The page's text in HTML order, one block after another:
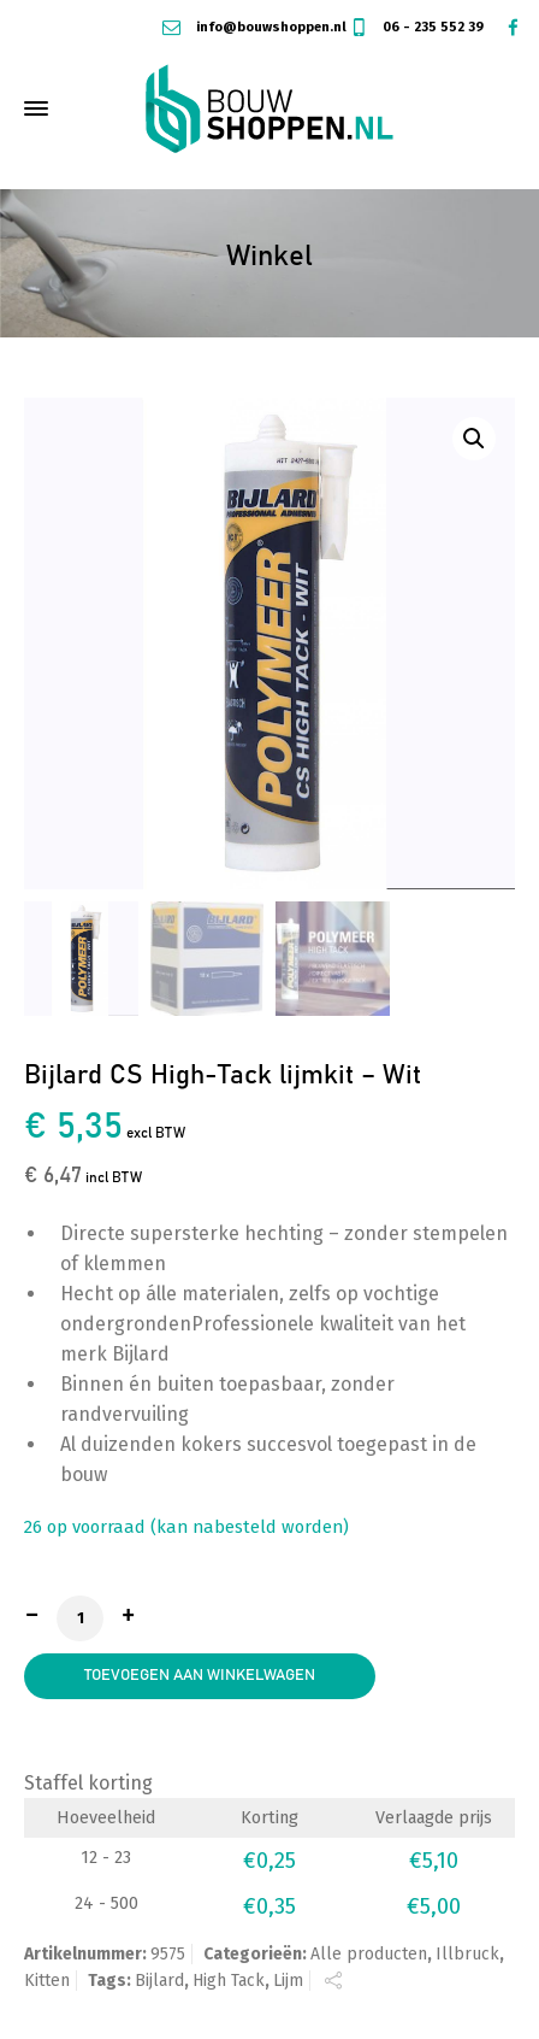
info@bouwshoppen.nl 06 - 235 552 39
Winkel
Bijlard CS High-Tack lijmkit – Wit
€ 5,35 excl BTW
€ 6,47 incl BTW
Directe supersterke hechting – zonder stempelen
of klemmen
Hecht op álle materialen, zelfs op vochtige
ondergrondenProfessionele kwaliteit van het
merk Bijlard
Binnen én buiten toepasbaar, zonder
randvervuiling
Al duizenden kokers succesvol toegepast in de
bouw
26 op voorraad (kan nabesteld worden)
Bijlard CS High-Tack lijmkit - Wit aantal
TOEVOEGEN AAN WINKELWAGEN
Staffel korting
Hoeveelheid Korting
Verlaagde prijs
12 - 23
€0,25 €5,10
24 - 500 €0,35 €5,00
Artikelnummer:9575 Categorieën:Alle producten, Illbruck,
Kitten
Tags: Bijlard, High Tack, Lijm